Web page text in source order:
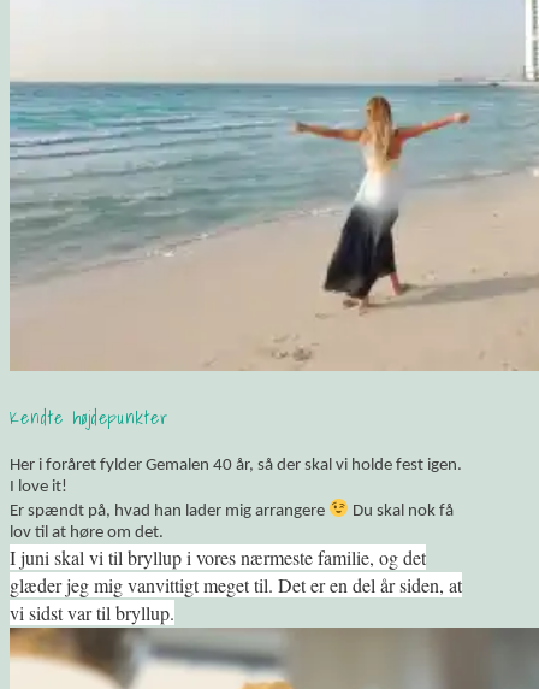
Kendte højdepunkter
Her i foråret fylder Gemalen 40 år, så der skal vi holde fest igen.
I love it!
Er spændt på, hvad han lader mig arrangere
Du skal nok få
lov til at høre om det.
I juni skal vi til bryllup i vores nærmeste familie, og det
glæder jeg mig vanvittigt meget til. Det er en del år siden, at
vi sidst var til bryllup.